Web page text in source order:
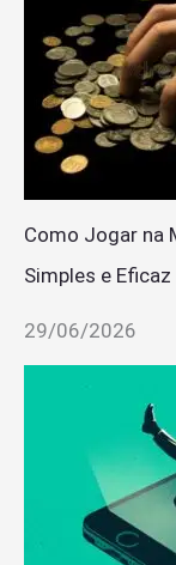
Como Jogar na
Simples e Eficaz
29/06/2026